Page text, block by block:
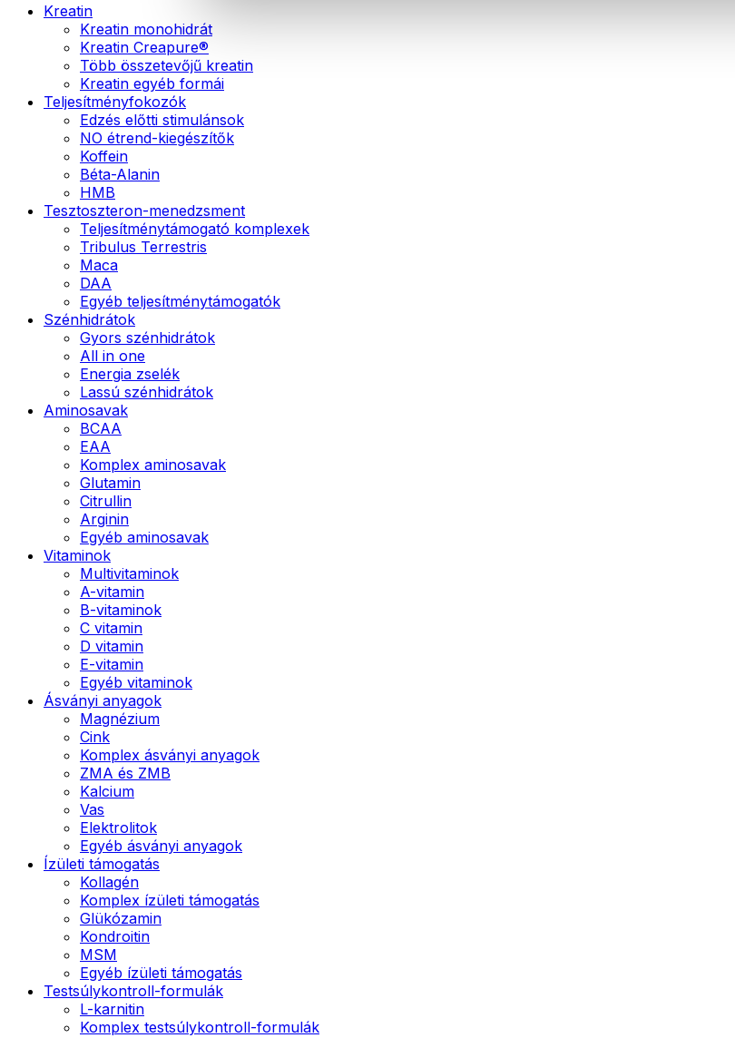
Kreatin
Kreatin monohidrát
Kreatin Creapure®
Több összetevőjű kreatin
Kreatin egyéb formái
Teljesítményfokozók
Edzés előtti stimulánsok
NO étrend-kiegészítők
Koffein
Béta-Alanin
HMB
Tesztoszteron-menedzsment
Teljesítménytámogató komplexek
Tribulus Terrestris
Maca
DAA
Egyéb teljesítménytámogatók
Szénhidrátok
Gyors szénhidrátok
All in one
Energia zselék
Lassú szénhidrátok
Aminosavak
BCAA
EAA
Komplex aminosavak
Glutamin
Citrullin
Arginin
Egyéb aminosavak
Vitaminok
Multivitaminok
A-vitamin
B-vitaminok
C vitamin
D vitamin
E-vitamin
Egyéb vitaminok
Ásványi anyagok
Magnézium
Cink
Komplex ásványi anyagok
ZMA és ZMB
Kalcium
Vas
Elektrolitok
Egyéb ásványi anyagok
Ízületi támogatás
Kollagén
Komplex ízületi támogatás
Glükózamin
Kondroitin
MSM
Egyéb ízületi támogatás
Testsúlykontroll-formulák
L-karnitin
Komplex testsúlykontroll-formulák